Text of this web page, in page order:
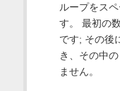
ループをス
す。 最初の数
です; その後
き、その中
ません。